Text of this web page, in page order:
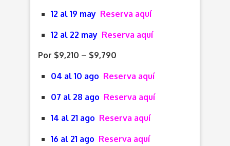
12 al 19 may Reserva aquí
12 al 22 may Reserva aquí
Por $9,210 – $9,790
04 al 10 ago Reserva aquí
07 al 28 ago Reserva aquí
14 al 21 ago Reserva aquí
16 al 21 ago Reserva aquí